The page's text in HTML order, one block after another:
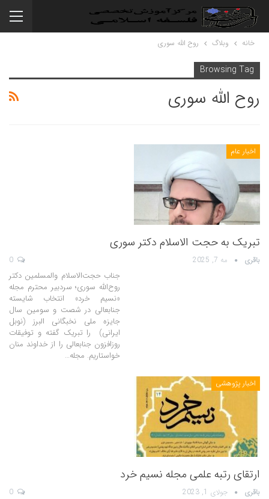
خانه وبلاگ روح الله سوری
Browsing Tag
روح الله سوری
اخبار عام
تبریک به حجت الاسلام دکتر سوری
باقری مه 7, 2025
جناب حجت‌الاسلام والمسلمین دکتر
روح‌الله سوری؛ سردبیر محترم مجله
«نسیم خرد» انتخاب شایسته
جنابعالی در شصت و سومین سال
جایزه ملی نخبگانی البرز (نوبل
ایرانی) را تبریک گفته و توفیقات
روزافزون جنابعالی را از خداوند منان
خواستاریم. مجله…
اخبار پژوهشی
ارتقای رتبه علمی مجله نسیم خرد
باقری جولای 1, 2023